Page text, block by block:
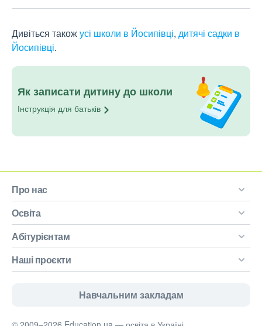
Дивіться такожусі школи в Йосипівці, дитячі садки в
Йосипівці.
Як записати дитину до школи
Інструкція для батьків
Про нас
Освіта
Абітурієнтам
Наші проєкти
Навчальним закладам